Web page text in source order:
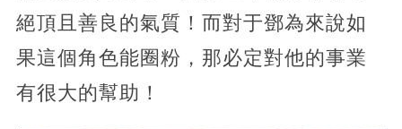
絕頂且善良的氣質！而對于鄧為來說如
果這個角色能圈粉，那必定對他的事業
有很大的幫助！